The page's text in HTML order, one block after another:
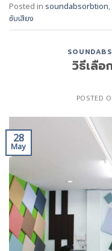
Posted in soundabsorbtion,
ซับเสียง
วิธีเลือ
POSTED
28
May